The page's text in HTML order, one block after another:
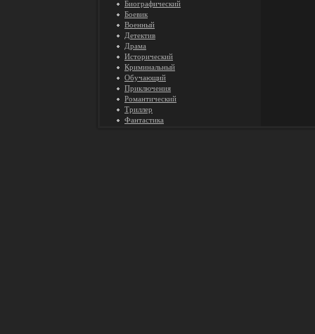
Биографический
Боевик
Военный
Детектив
Драма
Исторический
Криминальный
Обучающий
Приключения
Романтический
Триллер
Фантастика